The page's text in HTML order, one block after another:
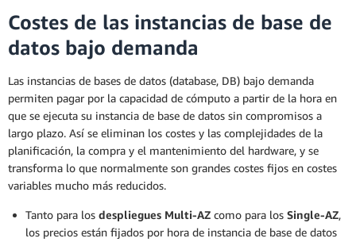
Costes de las instancias de base de
datos bajo demanda
Las instancias de bases de datos (database, DB) bajo demanda
permiten pagar por la capacidad de cómputo a partir de la hora en
que se ejecuta su instancia de base de datos sin compromisos a
largo plazo. Así se eliminan los costes y las complejidades de la
planificación, la compra y el mantenimiento del hardware, y se
transforma lo que normalmente son grandes costes fijos en costes
variables mucho más reducidos.
Tanto para los despliegues Multi-AZ como para los Single-AZ,
los precios están fijados por hora de instancia de base de datos